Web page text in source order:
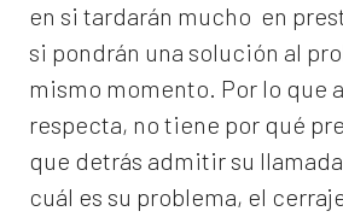
en si tardarán mucho en
si pondrán una solución al
mismo momento. Por lo que
respecta, no tiene por qué
que detrás admitir su
cuál es su problema, el